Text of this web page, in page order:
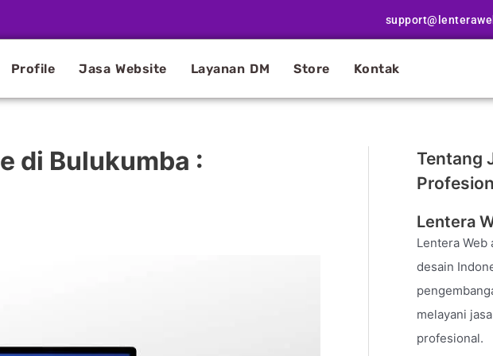
Profile Jasa Website Layanan DM Store Kontak
di Bulukumba :
Tentang
Lentera
Lentera Web
desain
melayani
profesional.